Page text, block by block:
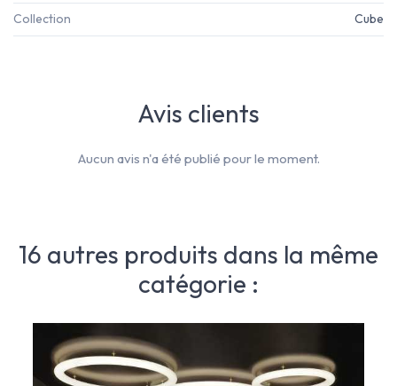
Collection Cube
Avis clients
Aucun avis n'a été publié pour le moment.
16 autres produits dans la même
catégorie :